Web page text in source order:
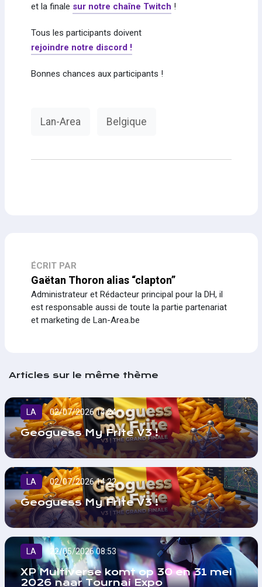
et la finale sur notre chaîne Twitch !
Tous les participants doivent
rejoindre notre discord !
Bonnes chances aux participants !
Lan-Area Belgique
ÉCRIT PAR
Gaëtan Thoron alias “clapton”
Administrateur et Rédacteur principal pour la DH, il
est responsable aussi de toute la partie partenariat
et marketing de Lan-Area.be
Articles sur le même thème
LA 02/07/2026 14:24
Geoguess My Frite V3 !
LA 02/07/2026 14:22
Geoguess My Frite V3 !
LA 22/05/2026 08:53
XP Multiverse komt op 30 en 31 mei
2026 naar Tournai Expo